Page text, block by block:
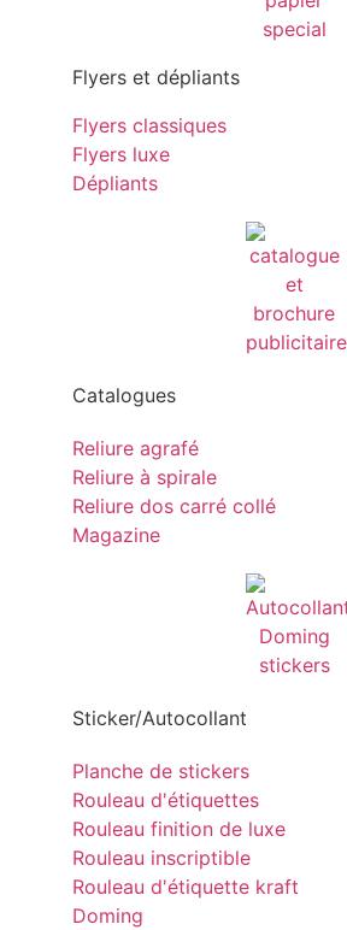
Flyers et dépliants
Flyers classiques
Flyers luxe
Dépliants
Catalogues
Reliure agrafé
Reliure à spirale
Reliure dos carré collé
Magazine
Sticker/Autocollant
Planche de stickers
Rouleau d'étiquettes
Rouleau finition de luxe
Rouleau inscriptible
Rouleau d'étiquette kraft
Doming